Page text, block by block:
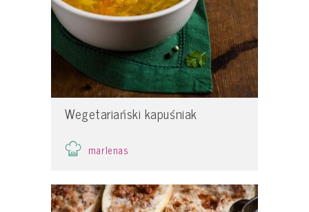
Wegetariański kapuśniak
marlenas